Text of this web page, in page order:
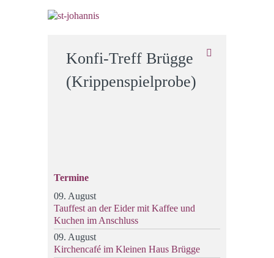
Konfi-Treff Brügge
(Krippenspielprobe)
Termine
09. August
Tauffest an der Eider mit Kaffee und
Kuchen im Anschluss
09. August
Kirchencafé im Kleinen Haus Brügge